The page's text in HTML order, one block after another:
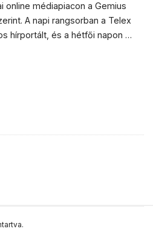
online médiapiacon a Gemius
A napi rangsorban a Telex
hírportált, és a hétfői napon …